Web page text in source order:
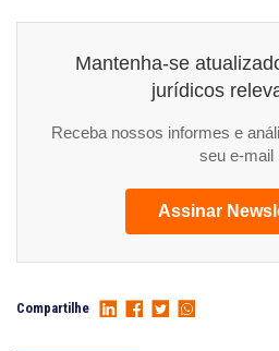
Mantenha-se
jurídicos
Receba nossos informes e
seu e-mail
Assinar
Compartilhe